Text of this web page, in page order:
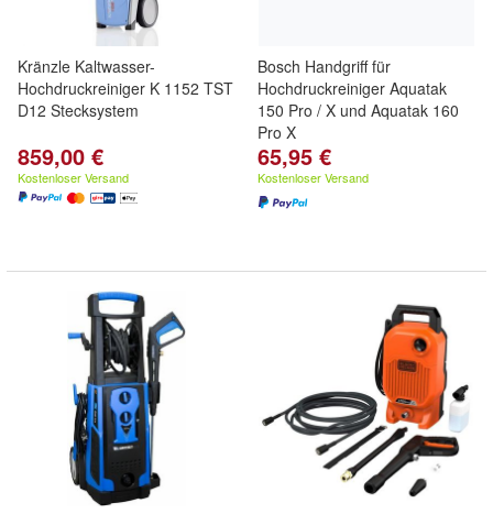
Kränzle Kaltwasser-
Hochdruckreiniger K 1152 TST
D12 Stecksystem
859,00 €
Kostenloser Versand
Bosch Handgriff für
Hochdruckreiniger Aquatak
150 Pro / X und Aquatak 160
Pro X
65,95 €
Kostenloser Versand